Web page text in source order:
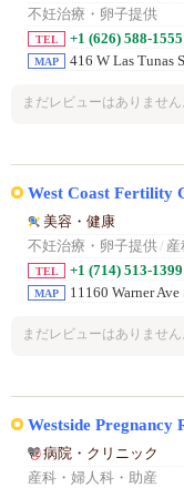
不妊治療・卵子提供
TEL +1 (626) 588-1555
MAP 416 W Las Tunas
まだレビューはありません
West Coast Fertility
美容・健康
不妊治療・卵子提供/ 産
TEL +1 (714) 513-1399
MAP 11160 Warner Ave
まだレビューはありません
Westside Pregnancy
病院・クリニック
産科・婦人科・助産